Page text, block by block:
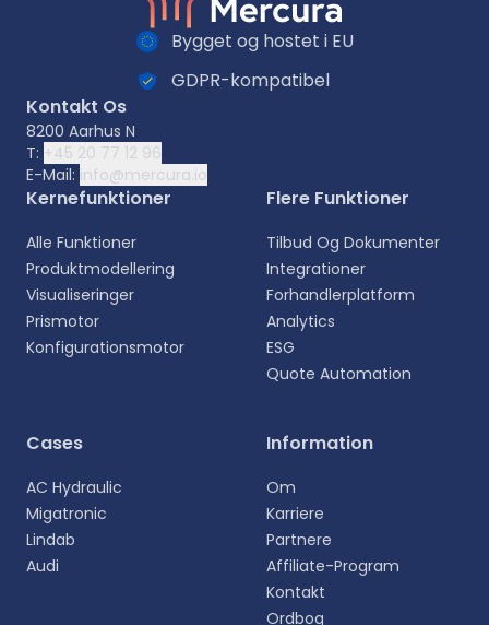
Vælg sprog
oplevelse.
Bygget og hostet i EU
GDPR-kompatibel
Kontakt Os
8200 Aarhus N
T: +45 20 77 12 96
E-Mail: info@mercura.io
Kernefunktioner
Alle Funktioner
Produktmodellering
Visualiseringer
Prismotor
Konfigurationsmotor
Flere Funktioner
Tilbud Og Dokumenter
Integrationer
Forhandlerplatform
Analytics
ESG
Quote Automation
Cases
AC Hydraulic
Migatronic
Lindab
Audi
Information
Om
Karriere
Partnere
Affiliate-Program
Kontakt
Ordbog